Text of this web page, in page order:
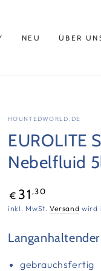
NEU ÜBER
HOUNTEDWORLD.DE
EUROLITE
Nebelfluid
Regulärer
Preis
€ 31 ,30
inkl. MwSt.Versand wird
gebrauchsfertig